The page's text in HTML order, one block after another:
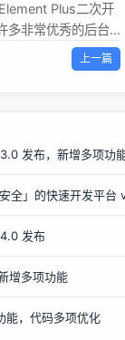
Plus二次开
多非常优秀的后台
费的，免费的有基
Admin。
略，Laravel框架
合降到了最低限
，模型，数据表。
，降低了开发上的
体验。 V3.2.3 日志
修复 Laravel 获取
能 修复创建表字
类
8.0 版本
代...
上一篇
发布，新增多项功
全」的快速开发平台
发布
增多项功能
能，代码多项优化